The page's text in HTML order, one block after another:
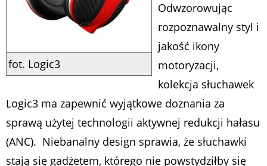
fot. Logic3
Odwzorowując
rozpoznawalny styl i
jakość ikony
motoryzacji,
kolekcja słuchawek
Logic3 ma zapewnić wyjątkowe doznania za
sprawą użytej technologii aktywnej redukcji hałasu
(ANC). Niebanalny design sprawia, że słuchawki
stają się gadżetem, którego nie powstydziłby się